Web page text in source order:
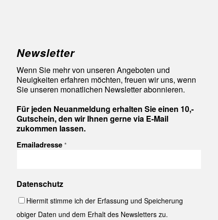
Newsletter
Wenn Sie mehr von unseren Angeboten und
Neuigkeiten erfahren möchten, freuen wir uns, wenn
Sie unseren monatlichen Newsletter abonnieren.
Für jeden Neuanmeldung erhalten Sie einen 10,-
Gutschein, den wir Ihnen gerne via E-Mail
zukommen lassen.
Emailadresse *
Datenschutz
Hiermit stimme ich der Erfassung und Speicherung
obiger Daten und dem Erhalt des Newsletters zu.